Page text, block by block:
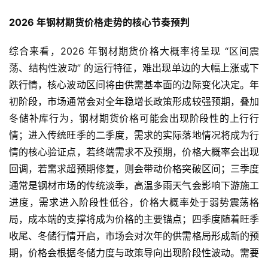
货
入
门
期
货
行
情
黄
金
期
货
2026 年钢材期货价格走势的核心节奏预判
综合来看，2026 年钢材期货价格大概率将呈现 “区间震
荡、结构性波动” 的运行特征，难出现单边的大幅上涨或下
跌行情，核心波动区间将由供需基本面的边际变化决定。年
初阶段，市场通常会对全年稳增长政策形成较强预期，叠加
冬储补库行为，钢材期货价格可能会出现阶段性的上行行
情；进入传统旺季的二季度，需求的实际落地情况将成为行
情的核心验证点，若终端需求不及预期，价格大概率会出现
回调，若需求超预期修复，则会带动价格突破区间；三季度
通常是钢材市场的传统淡季，高温多雨天气会影响下游施工
进度，需求进入阶段性低谷，价格大概率处于弱势震荡格
局，成本端的支撑将成为价格的主要锚点；四季度随着旺季
收尾、冬储行情开启，市场会对次年的供需格局形成新的预
期，价格会根据冬储力度与政策导向出现阶段性波动。需要